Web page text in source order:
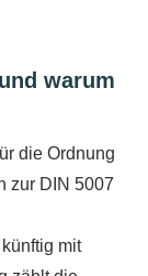
warum
die Ordnung
zur DIN 5007
mit